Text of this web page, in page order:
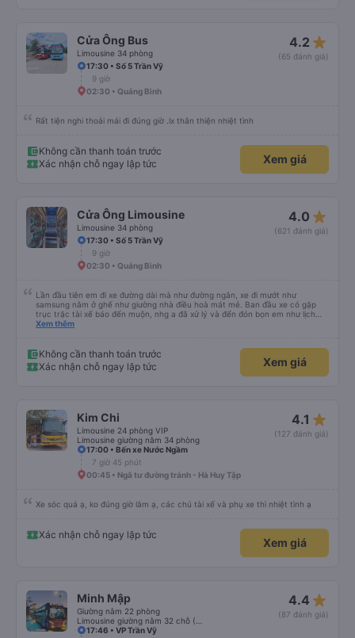
Cửa Ông Bus
Limousine 34 phòng
4.2 star_rate
(65 đánh giá)
17:30 • Số 5 Trần Vỹ
9 giờ
02:30 • Quảng Bình
Rất tiện nghi thoải mái đi đúng giờ .lx thân thiện nhiệt tình
Không cần thanh toán trước
Xác nhận chỗ ngay lập tức
Xem giá
Cửa Ông Limousine
Limousine 34 phòng
4.0 star_rate
(621 đánh giá)
17:30 • Số 5 Trần Vỹ
9 giờ
02:30 • Quảng Bình
Lần đầu tiên em đi xe đường dài mà như đường ngắn, xe đi mướt như
samsung nằm ở ghế như giường nhà điều hoà mát mẻ. Ban đầu xe có gặp
trục trặc tài xế báo đến muộn, nhg a đã xử lý và đến đón bọn em như lịch
trên hệ thống. Anh tài xế Văn Sĩ quá vui tính và nhiệt tình, trời mưa gió đã
Xem thêm
Không cần thanh toán trước
Xác nhận chỗ ngay lập tức
Xem giá
Kim Chi
Limousine 24 phòng VIP
Limousine giường nằm 34 phòng
4.1 star_rate
(127 đánh giá)
17:00 • Bến xe Nước Ngầm
7 giờ 45 phút
00:45 • Ngã tư đường tránh - Hà Huy Tập
Xe sóc quá ạ, ko đúng giờ lắm ạ, các chú tài xế và phụ xe thì nhiệt tình ạ
Xác nhận chỗ ngay lập tức
Xem giá
Minh Mập
Giường nằm 22 phòng
4.4 star_rate
(87 đánh giá)
17:46 • VP Trần Vỹ